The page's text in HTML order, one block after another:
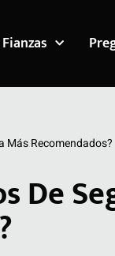
Fianzas
Más Recomendados?
De